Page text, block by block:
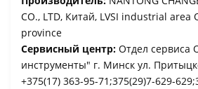
CO., LTD, Китай, LVSI industrial area
province
Сервисный центр: Отдел
инструменты" г. Минск ул.
+375(17) 363-95-71;375(29)7-629-